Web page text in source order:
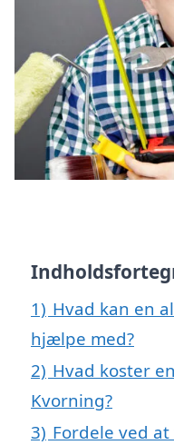
1) Hvad kan en
hjælpe med?
2) Hvad koster
Kvorning?
3) Fordele ved